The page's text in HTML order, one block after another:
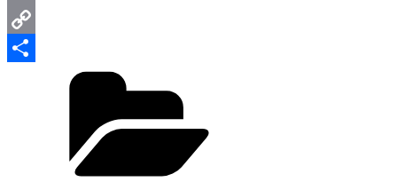
Email
Copy
Отправить